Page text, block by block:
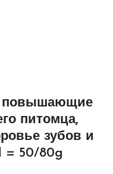
повышающие
питомца,
зубов и
= 50/80g